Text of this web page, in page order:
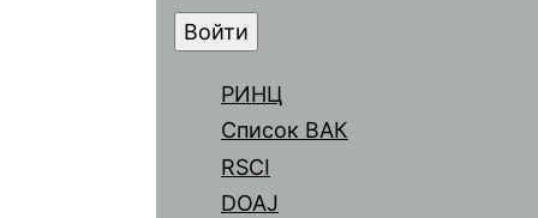
РИНЦ
Список ВАК
RSCI
DOAJ